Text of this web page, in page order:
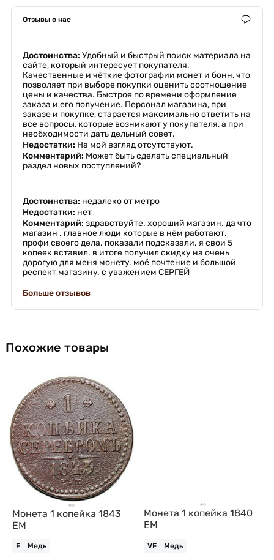
Отзывы о нас
Достоинства: Удобный и быстрый поиск материала на
сайте, который интересует покупателя.
Качественные и чёткие фотографии монет и бонн, что
позволяет при выборе покупки оценить соотношение
цены и качества. Быстрое по времени оформление
заказа и его получение. Персонал магазина, при
заказе и покупке, старается максимально ответить на
все вопросы, которые возникают у покупателя, а при
необходимости дать дельный совет.
Недостатки: На мой взгляд отсутствуют.
Комментарий: Может быть сделать специальный
раздел новых поступлений?
Достоинства: недалеко от метро
Недостатки: нет
Комментарий: здравствуйте. хороший магазин. да что
магазин . главное люди которые в нём работают.
профи своего дела. показали подсказали. я свои 5
копеек вставил. в итоге получил скидку на очень
дорогую для меня монету. моё почтение и большой
респект магазину. с уважением СЕРГЕЙ
Больше отзывов
Похожие товары
Монета 1 копейка 1843
ЕМ
F Медь
Монета 1 копейка 1840
ЕМ
VF Медь